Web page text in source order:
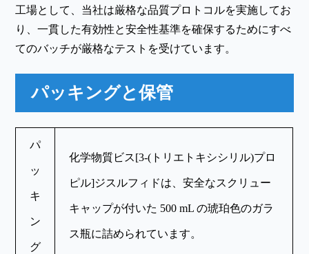
工場として、当社は厳格な品質プロトコルを実施してお
り、一貫した有効性と安全性基準を確保するためにすべ
てのバッチが厳格なテストを受けています。
パッキングと保管
パ
ッ
キ
ン
グ
化学物質ビス[3-(トリエトキシシリル)プロ
ピル]ジスルフィドは、安全なスクリュー
キャップが付いた 500 mL の琥珀色のガラ
ス瓶に詰められています。